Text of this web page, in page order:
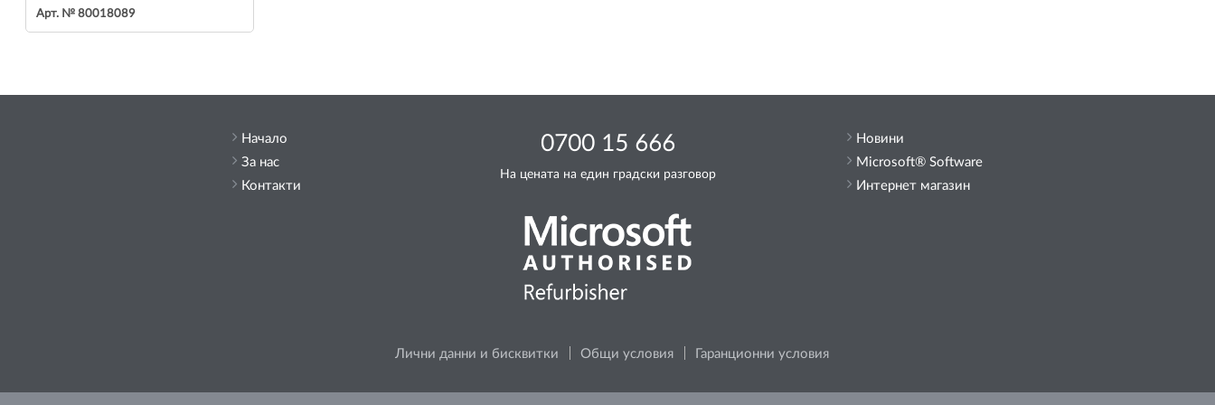
Арт. № 80018089
Начало
За нас
Контакти
0700 15 666
На цената на един градски разговор
Лични данни и бисквитки Общи условия Гаранционни условия
Новини
Microsoft® Software
Интернет магазин